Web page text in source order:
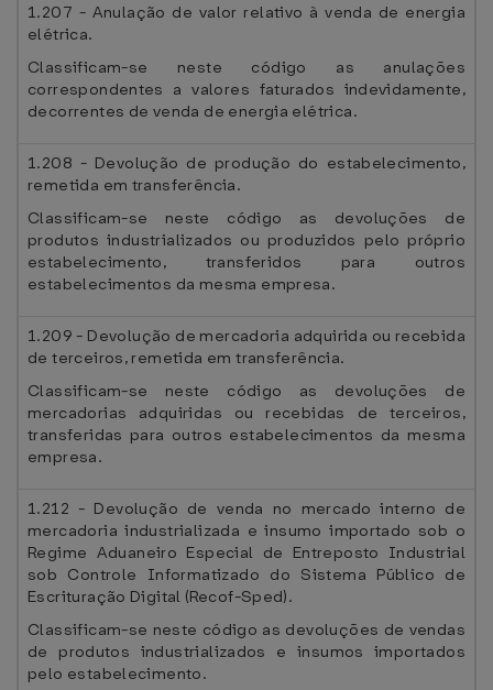
1.207 - Anulação de valor relativo à venda de energia
elétrica.
Classificam-se neste código as anulações
correspondentes a valores faturados indevidamente,
decorrentes de venda de energia elétrica.
1.208 - Devolução de produção do estabelecimento,
remetida em transferência.
Classificam-se neste código as devoluções de
produtos industrializados ou produzidos pelo próprio
estabelecimento, transferidos para outros
estabelecimentos da mesma empresa.
1.209 - Devolução de mercadoria adquirida ou recebida
de terceiros, remetida em transferência.
Classificam-se neste código as devoluções de
mercadorias adquiridas ou recebidas de terceiros,
transferidas para outros estabelecimentos da mesma
empresa.
1.212 - Devolução de venda no mercado interno de
mercadoria industrializada e insumo importado sob o
Regime Aduaneiro Especial de Entreposto Industrial
sob Controle Informatizado do Sistema Público de
Escrituração Digital (Recof-Sped).
Classificam-se neste código as devoluções de vendas
de produtos industrializados e insumos importados
pelo estabelecimento.